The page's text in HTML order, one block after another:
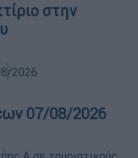
στην
07/08/2026